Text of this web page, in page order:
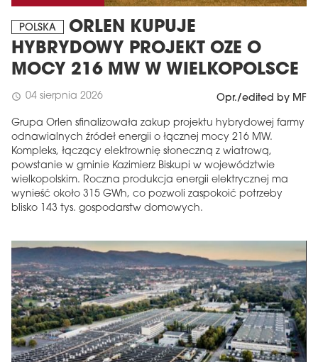
POLSKA
ORLEN KUPUJE
HYBRYDOWY PROJEKT OZE O
MOCY 216 MW W WIELKOPOLSCE
schedule 04 sierpnia 2026 Opr./edited by MF
Grupa Orlen sfinalizowała zakup projektu hybrydowej farmy
odnawialnych źródeł energii o łącznej mocy 216 MW.
Kompleks, łączący elektrownię słoneczną z wiatrową,
powstanie w gminie Kazimierz Biskupi w województwie
wielkopolskim. Roczna produkcja energii elektrycznej ma
wynieść około 315 GWh, co pozwoli zaspokoić potrzeby
blisko 143 tys. gospodarstw domowych.